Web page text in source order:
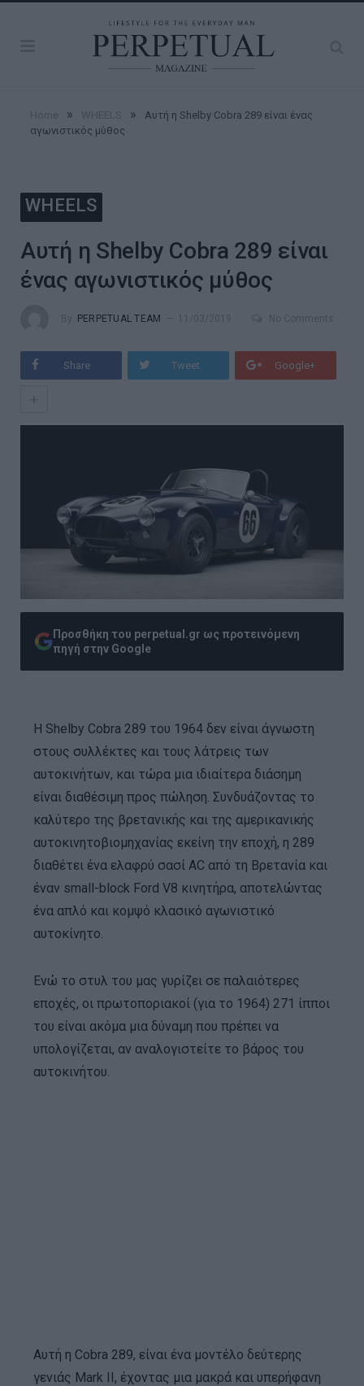
» »
Αυτή η Shelby Cobra 289 είναι ένας
αγωνιστικός μύθος
WHEELS
Αυτή η Shelby Cobra 289 είναι
ένας αγωνιστικός μύθος
PERPETUAL TEAM
Share Tweet Google+
Προσθήκη του perpetual.gr ως προτεινόμενη
πηγή στην Google
Η Shelby Cobra 289 του 1964 δεν είναι άγνωστη
στους συλλέκτες και τους λάτρεις των
αυτοκινήτων, και τώρα μια ιδιαίτερα διάσημη
είναι διαθέσιμη προς πώληση. Συνδυάζοντας το
καλύτερο της βρετανικής και της αμερικανικής
αυτοκινητοβιομηχανίας εκείνη την εποχή, η 289
διαθέτει ένα ελαφρύ σασί AC από τη Βρετανία και
έναν small-block Ford V8 κινητήρα, αποτελώντας
ένα απλό και κομψό κλασικό αγωνιστικό
αυτοκίνητο.
Ενώ το στυλ του μας γυρίζει σε παλαιότερες
εποχές, οι πρωτοποριακοί (για το 1964) 271 ίπποι
του είναι ακόμα μια δύναμη που πρέπει να
υπολογίζεται, αν αναλογιστείτε το βάρος του
αυτοκινήτου.
Αυτή η Cobra 289, είναι ένα μοντέλο δεύτερης
γενιάς Mark II, έχοντας μια μακρά και υπερήφανη